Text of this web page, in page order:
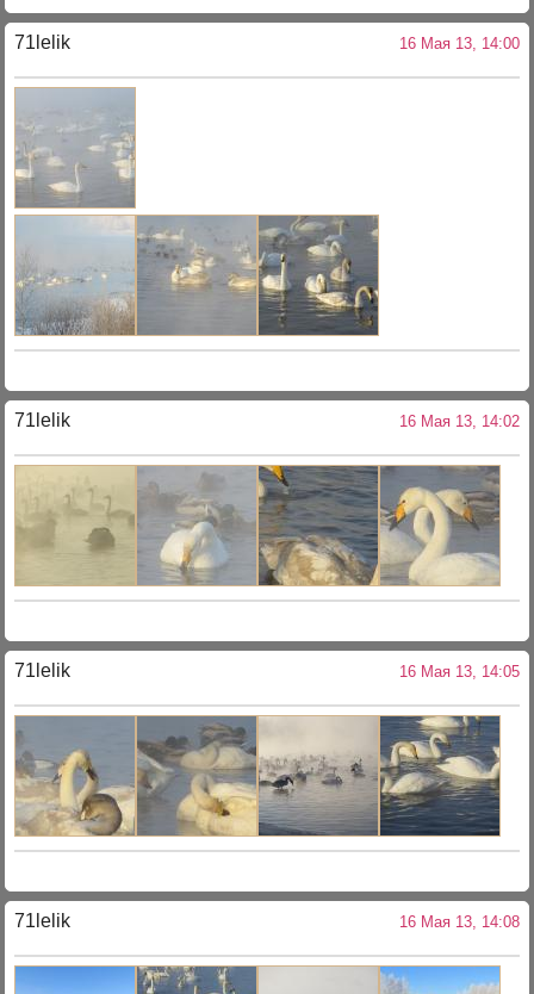
71lelik 16 Мая 13, 14:00
71lelik 16 Мая 13, 14:02
71lelik 16 Мая 13, 14:05
71lelik 16 Мая 13, 14:08